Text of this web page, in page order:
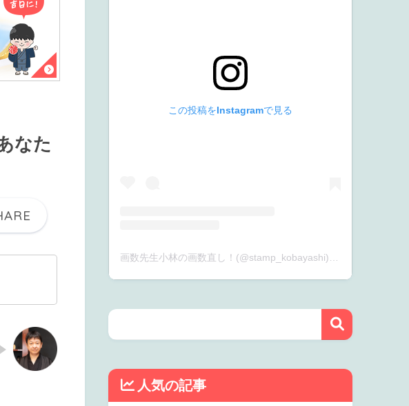
なた
この投稿をInstagramで見る
画数先生小林の画数直し！(@stamp_kobayashi)がシェアした投稿
人気の記事